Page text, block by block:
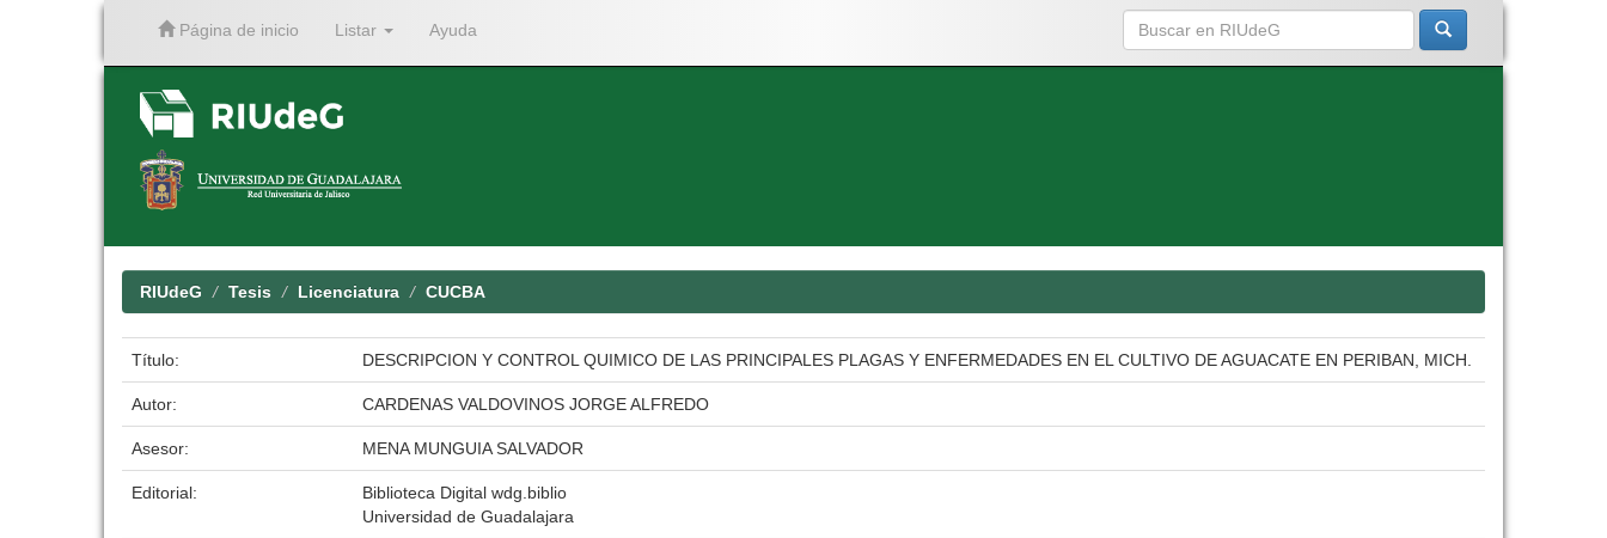
Página de inicio Listar Ayuda
RIUdeG Tesis Licenciatura CUCBA
Título: DESCRIPCION Y CONTROL QUIMICO DE LAS PRINCIPALES PLAGAS Y ENFERMEDADES EN EL CULTIVO DE AGUACATE EN PERIBAN, MICH.
Autor: CARDENAS VALDOVINOS JORGE ALFREDO
Asesor: MENA MUNGUIA SALVADOR
Editorial:
Biblioteca Digital wdg.biblio
Universidad de Guadalajara